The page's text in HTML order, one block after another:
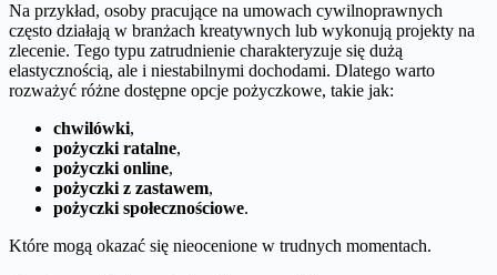
Na przykład, osoby pracujące na umowach cywilnoprawnych
często działają w branżach kreatywnych lub wykonują projekty na
zlecenie. Tego typu zatrudnienie charakteryzuje się dużą
elastycznością, ale i niestabilnymi dochodami. Dlatego warto
rozważyć różne dostępne opcje pożyczkowe, takie jak:
chwilówki,
pożyczki ratalne,
pożyczki online,
pożyczki z zastawem,
pożyczki społecznościowe.
Które mogą okazać się nieocenione w trudnych momentach.